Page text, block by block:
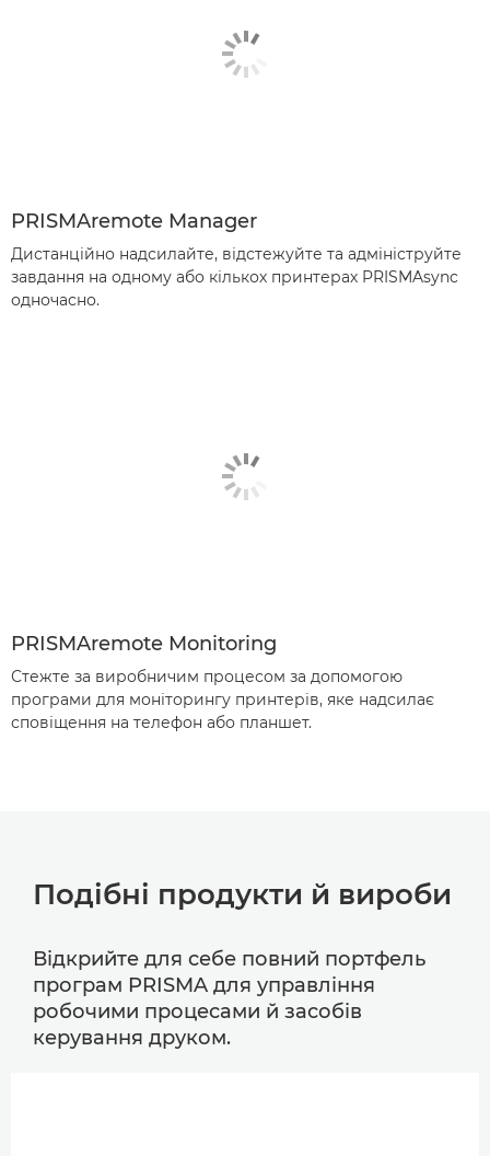
PRISMAremote Manager
Дистанційно надсилайте, відстежуйте та адмініструйте
завдання на одному або кількох принтерах PRISMAsync
одночасно.
PRISMAremote Monitoring
Стежте за виробничим процесом за допомогою
програми для моніторингу принтерів, яке надсилає
сповіщення на телефон або планшет.
Подібні продукти й вироби
Відкрийте для себе повний портфель
програм PRISMA для управління
робочими процесами й засобів
керування друком.